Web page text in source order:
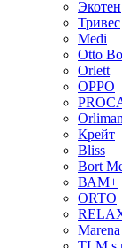
Экотен
Тривес
Medi
Otto
Orlett
OPPO
Orliman
Крейт
Bliss
Bort
ВАМ+
ORTO
Marena